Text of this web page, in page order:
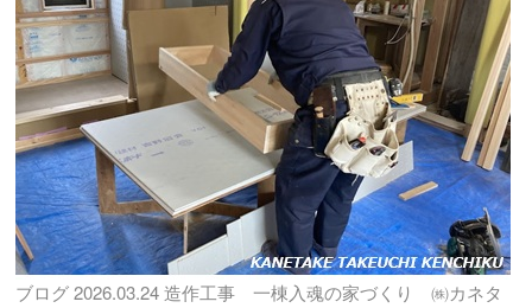
ブログ2026.03.24 造作工事 一棟入魂の家づくり ㈱カネタ